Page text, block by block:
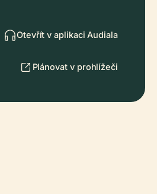
Otevřít v aplikaci Audiala
Plánovat v prohlížeči